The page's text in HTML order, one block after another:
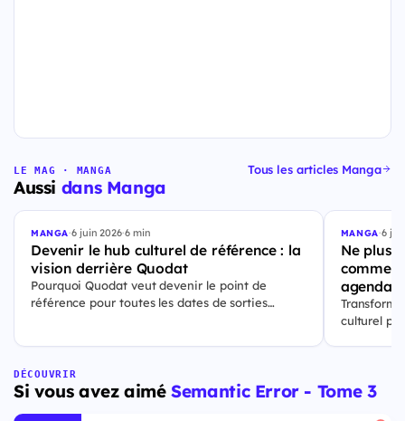
LE MAG · MANGA
Aussi dans Manga
Tous les articles Manga
MANGA·6 juin 2026·6 min
Devenir le hub culturel de référence : la
vision derrière Quodat
Pourquoi Quodat veut devenir le point de
référence pour toutes les dates de sorties
MANGA·6
Ne plus
agenda
culturel
DÉCOUVRIR
Si vous avez aiméSemantic Error - Tome 3